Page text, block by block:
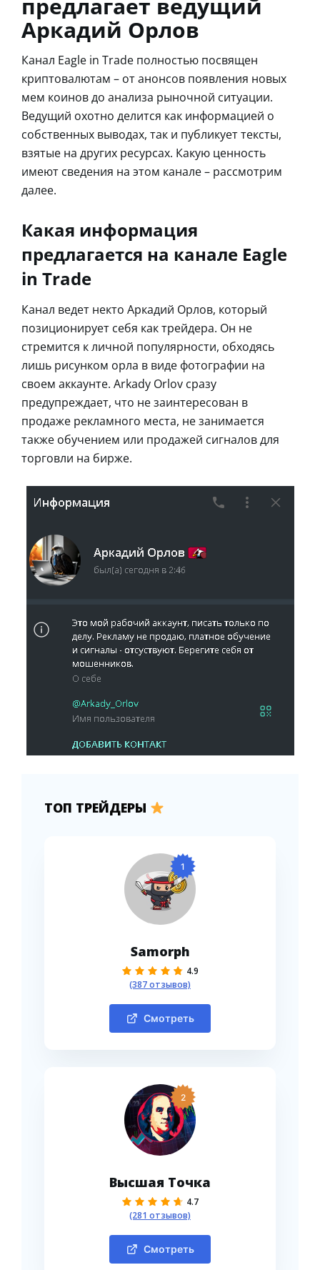
предлагает ведущий
Аркадий Орлов
Канал Eagle in Trade полностью посвящен
криптовалютам – от анонсов появления новых
мем коинов до анализа рыночной ситуации.
Ведущий охотно делится как информацией о
собственных выводах, так и публикует тексты,
взятые на других ресурсах. Какую ценность
имеют сведения на этом канале – рассмотрим
далее.
Какая информация
предлагается на канале Eagle
in Trade
Канал ведет некто Аркадий Орлов, который
позиционирует себя как трейдера. Он не
стремится к личной популярности, обходясь
лишь рисунком орла в виде фотографии на
своем аккаунте. Arkady Orlov сразу
предупреждает, что не заинтересован в
продаже рекламного места, не занимается
также обучением или продажей сигналов для
торговли на бирже.
ТОП ТРЕЙДЕРЫ
1
Samorph
4.9
(387 отзывов)
Смотреть
2
Высшая Точка
4.7
(281 отзывов)
Смотреть